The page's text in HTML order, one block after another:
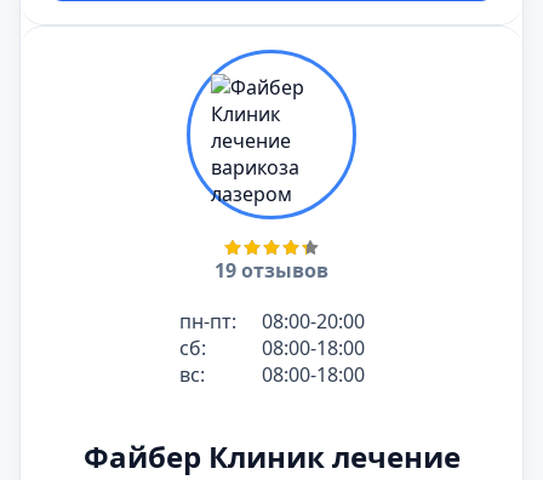
19 отзывов
пн-пт:
08:00-20:00
сб:
08:00-18:00
вс:
08:00-18:00
Файбер Клиник лечение